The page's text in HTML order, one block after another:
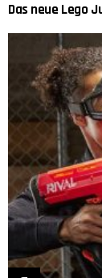
Das neue Lego